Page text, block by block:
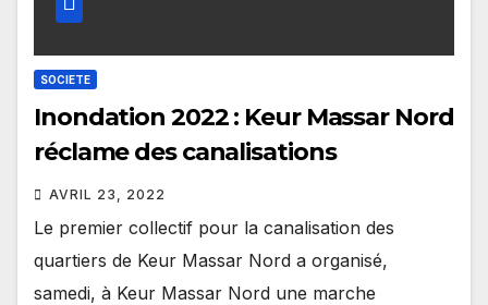
SOCIETE
Inondation 2022 : Keur Massar Nord
réclame des canalisations
AVRIL 23, 2022
Le premier collectif pour la canalisation des
quartiers de Keur Massar Nord a organisé,
samedi, à Keur Massar Nord une marche